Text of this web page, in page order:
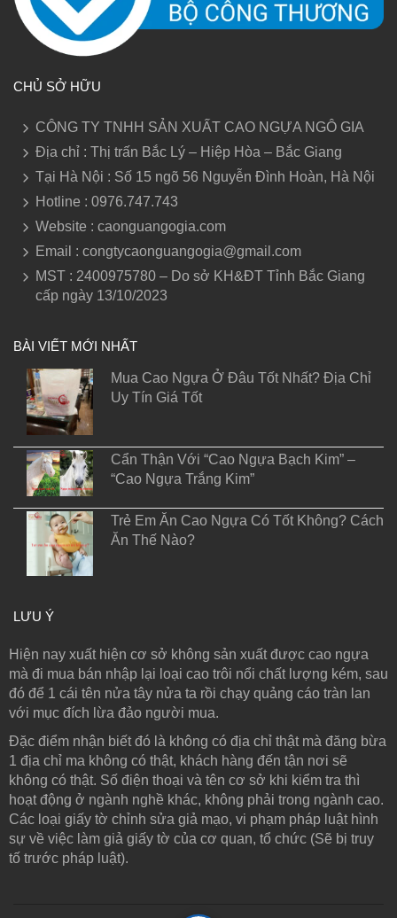
CHỦ SỞ HỮU
CÔNG TY TNHH SẢN XUẤT CAO NGỰA NGÔ GIA
Địa chỉ : Thị trấn Bắc Lý – Hiệp Hòa – Bắc Giang
Tại Hà Nội : Số 15 ngõ 56 Nguyễn Đình Hoàn, Hà Nội
Hotline : 0976.747.743
Website : caonguangogia.com
Email : congtycaonguangogia@gmail.com
MST : 2400975780 – Do sở KH&ĐT Tỉnh Bắc Giang
cấp ngày 13/10/2023
BÀI VIẾT MỚI NHẤT
Mua Cao Ngựa Ở Đâu Tốt Nhất? Địa Chỉ
Uy Tín Giá Tốt
Cẩn Thận Với “Cao Ngựa Bạch Kim” –
“Cao Ngựa Trắng Kim”
Trẻ Em Ăn Cao Ngựa Có Tốt Không? Cách
Ăn Thế Nào?
LƯU Ý
Hiện nay xuất hiện cơ sở không sản xuất được cao ngựa
mà đi mua bán nhập lại loại cao trôi nổi chất lượng kém, sau
đó để 1 cái tên nửa tây nửa ta rồi chạy quảng cáo tràn lan
với mục đích lừa đảo người mua.
Đặc điểm nhận biết đó là không có địa chỉ thật mà đăng bừa
1 địa chỉ ma không có thật, khách hàng đến tận nơi sẽ
không có thật. Số điện thoại và tên cơ sở khi kiểm tra thì
hoạt động ở ngành nghề khác, không phải trong ngành cao.
Các loại giấy tờ chỉnh sửa giả mạo, vi phạm pháp luật hình
sự về việc làm giả giấy tờ của cơ quan, tổ chức (Sẽ bị truy
tố trước pháp luật).